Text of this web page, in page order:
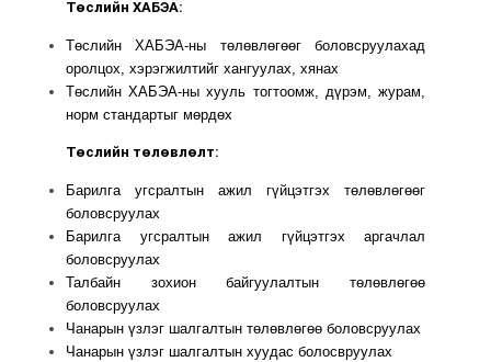
Төслийн ХАБЭА:
Төслийн ХАБЭА-ны төлөвлөгөөг боловсруулахад
оролцох, хэрэгжилтийг хангуулах, хянах
Төслийн ХАБЭА-ны хууль тогтоомж, дүрэм, журам,
норм стандартыг мөрдөх
Төслийн төлөвлөлт:
Барилга угсралтын ажил гүйцэтгэх төлөвлөгөөг
боловсруулах
Барилга угсралтын ажил гүйцэтгэх аргачлал
боловсруулах
Талбайн зохион байгуулалтын төлөвлөгөө
боловсруулах
Чанарын үзлэг шалгалтын төлөвлөгөө боловсруулах
Чанарын үзлэг шалгалтын хуудас болосвруулах